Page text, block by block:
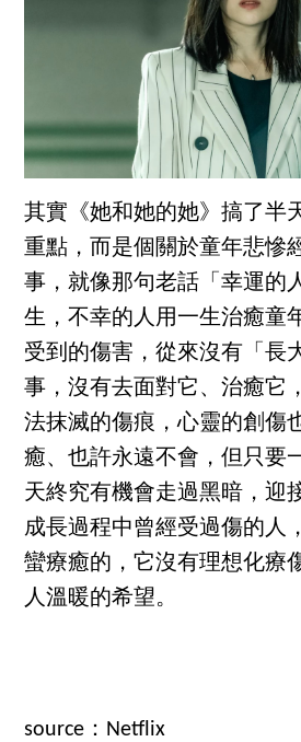
其實《她和她的她》搞了半
重點，而是個關於童年悲慘
事，就像那句老話「幸運的
生，不幸的人用一生治癒童
受到的傷害，從來沒有「長
事，沒有去面對它、治癒它
法抹滅的傷痕，心靈的創傷
癒、也許永遠不會，但只要
天終究有機會走過黑暗，迎
成長過程中曾經受過傷的人
蠻療癒的，它沒有理想化療
人溫暖的希望。
source：Netflix